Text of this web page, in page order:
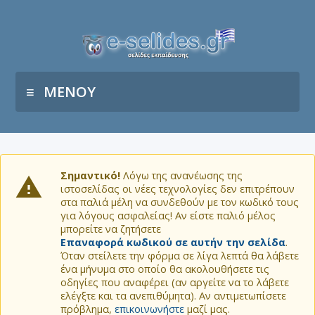
ΜΕΝΟΥ
Σημαντικό! Λόγω της ανανέωσης της
ιστοσελίδας οι νέες τεχνολογίες δεν επιτρέπουν
στα παλιά μέλη να συνδεθούν με τον κωδικό τους
για λόγους ασφαλείας! Αν είστε παλιό μέλος
μπορείτε να ζητήσετε
Επαναφορά κωδικού σε αυτήν την σελίδα.
Όταν στείλετε την φόρμα σε λίγα λεπτά θα λάβετε
ένα μήνυμα στο οποίο θα ακολουθήσετε τις
οδηγίες που αναφέρει (αν αργείτε να το λάβετε
ελέγξτε και τα ανεπιθύμητα). Αν αντιμετωπίσετε
πρόβλημα, επικοινωνήστε μαζί μας.